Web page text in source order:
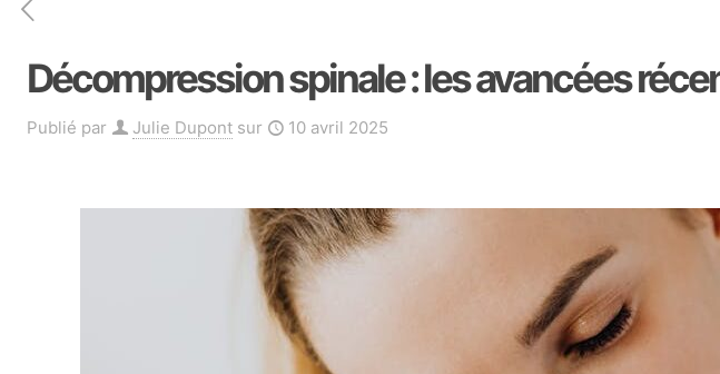
Décompression spinale : les avancées
Publié par Julie Dupont sur 10 avril 2025